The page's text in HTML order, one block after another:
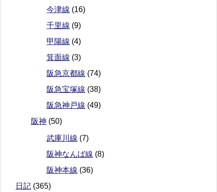
今津線 (16)
千里線 (9)
甲陽線 (4)
箕面線 (3)
阪急京都線 (74)
阪急宝塚線 (38)
阪急神戸線 (49)
阪神 (50)
武庫川線 (7)
阪神なんば線 (8)
阪神本線 (36)
日記 (365)